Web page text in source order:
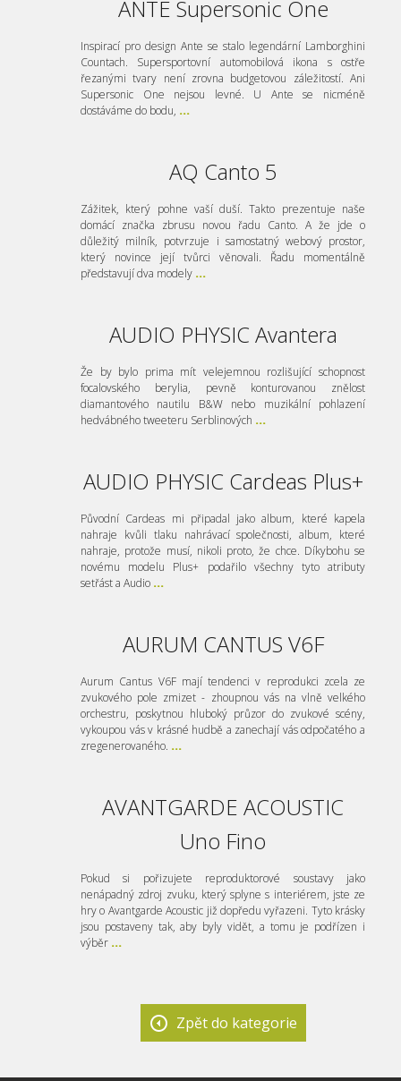
ANTE Supersonic One
Inspirací pro design Ante se stalo legendární Lamborghini
Countach. Supersportovní automobilová ikona s ostře
řezanými tvary není zrovna budgetovou záležitostí. Ani
Supersonic One nejsou levné. U Ante se nicméně
dostáváme do bodu, ...
AQ Canto 5
Zážitek, který pohne vaší duší. Takto prezentuje naše
domácí značka zbrusu novou řadu Canto. A že jde o
důležitý milník, potvrzuje i samostatný webový prostor,
který novince její tvůrci věnovali. Řadu momentálně
představují dva modely ...
AUDIO PHYSIC Avantera
Že by bylo prima mít velejemnou rozlišující schopnost
focalovského berylia, pevně konturovanou znělost
diamantového nautilu B&W nebo muzikální pohlazení
hedvábného tweeteru Serblinových ...
AUDIO PHYSIC Cardeas Plus+
Původní Cardeas mi připadal jako album, které kapela
nahraje kvůli tlaku nahrávací společnosti, album, které
nahraje, protože musí, nikoli proto, že chce. Díkybohu se
novému modelu Plus+ podařilo všechny tyto atributy
setřást a Audio ...
AURUM CANTUS V6F
Aurum Cantus V6F mají tendenci v reprodukci zcela ze
zvukového pole zmizet - zhoupnou vás na vlně velkého
orchestru, poskytnou hluboký průzor do zvukové scény,
vykoupou vás v krásné hudbě a zanechají vás odpočatého a
zregenerovaného. ...
AVANTGARDE ACOUSTIC
Uno Fino
Pokud si pořizujete reproduktorové soustavy jako
nenápadný zdroj zvuku, který splyne s interiérem, jste ze
hry o Avantgarde Acoustic již dopředu vyřazeni. Tyto krásky
jsou postaveny tak, aby byly vidět, a tomu je podřízen i
výběr ...
Zpět do kategorie